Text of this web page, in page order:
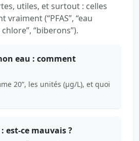
utiles, et surtout : celles
vraiment (“PFAS”, “eau
“biberons”).
eau : comment
20”, les unités (µg/L), et quoi
est-ce mauvais ?